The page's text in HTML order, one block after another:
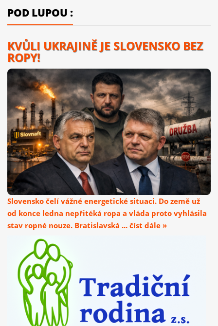
POD LUPOU :
KVŮLI UKRAJINĚ JE SLOVENSKO BEZ
ROPY!
Slovensko čelí vážné energetické situaci. Do země už
od konce ledna nepřitéká ropa a vláda proto vyhlásila
stav ropné nouze. Bratislavská ... číst dále »